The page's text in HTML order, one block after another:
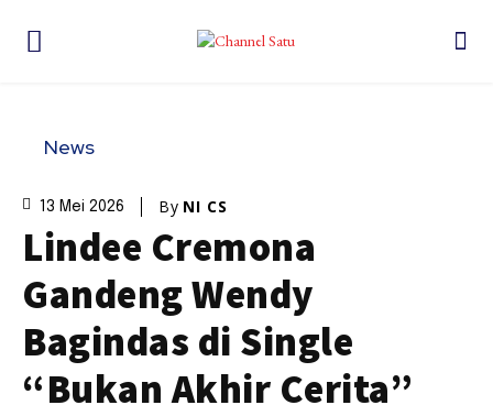
News
13 Mei 2026 By NI CS
Lindee Cremona
Gandeng Wendy
Bagindas di Single
“Bukan Akhir Cerita”